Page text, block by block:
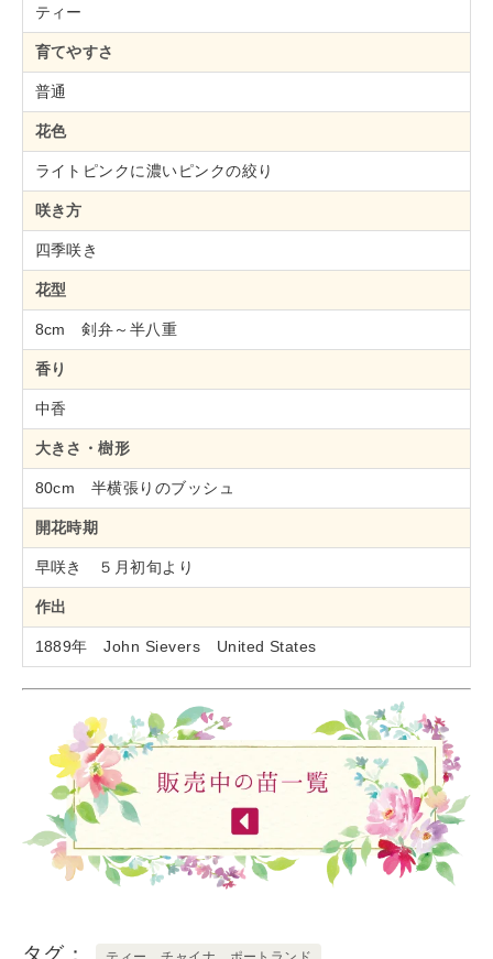
ティー
育てやすさ
普通
花色
ライトピンクに濃いピンクの絞り
咲き方
四季咲き
花型
8cm 剣弁～半八重
香り
中香
大きさ・樹形
80cm 半横張りのブッシュ
開花時期
早咲き ５月初旬より
作出
1889年 John Sievers United States
タグ